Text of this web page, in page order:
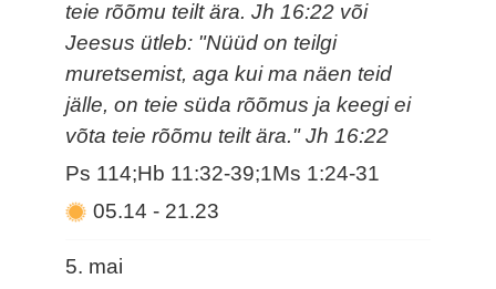
teie rõõmu teilt ära. Jh 16:22 või
Jeesus ütleb: "Nüüd on teilgi
muretsemist, aga kui ma näen teid
jälle, on teie süda rõõmus ja keegi ei
võta teie rõõmu teilt ära." Jh 16:22
Ps 114;Hb 11:32-39;1Ms 1:24-31
05.14- 21.23
5. mai